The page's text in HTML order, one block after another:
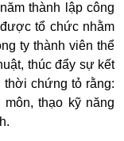
thành lập công
được tổ chức nhằm
ty thành viên thể
thúc đẩy sự kết
thời chứng tỏ rằng:
thạo kỹ năng